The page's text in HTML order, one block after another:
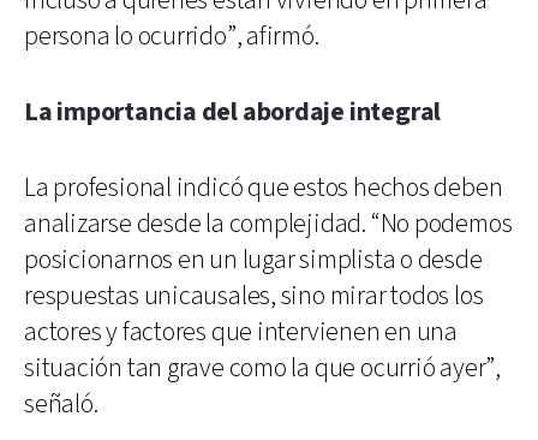
persona lo ocurrido”, afirmó.
La importancia del abordaje integral
La profesional indicó que estos hechos deben
analizarse desde la complejidad. “No podemos
posicionarnos en un lugar simplista o desde
respuestas unicausales, sino mirar todos los
actores y factores que intervienen en una
situación tan grave como la que ocurrió ayer”,
señaló.